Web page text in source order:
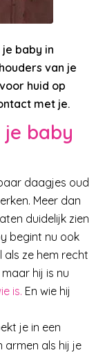
baby in
van je
huid op
met je.
baby
daagjes oud
Meer dan
duidelijk zien
begint nu ook
ze hem recht
hij is nu
is. En wie hij
je in een
armen als hij je